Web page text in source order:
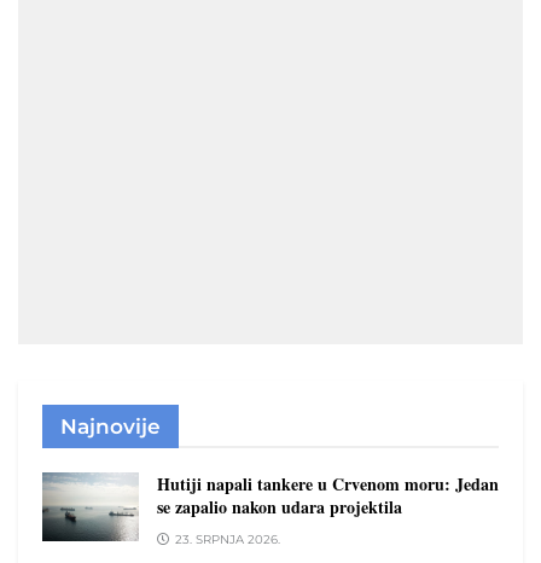
Najnovije
Hutiji napali tankere u Crvenom moru: Jedan
se zapalio nakon udara projektila
23. SRPNJA 2026.